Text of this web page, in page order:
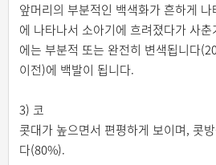
앞머리의 부분적인 백색화가 흔하게
에 나타나서 소아기에 흐려졌다가 사
에는 부분적 또는 완전히 변색됩니다
이전)에 백발이 됩니다.
3) 코
콧대가 높으면서 편평하게 보이며, 콧
다(80%).